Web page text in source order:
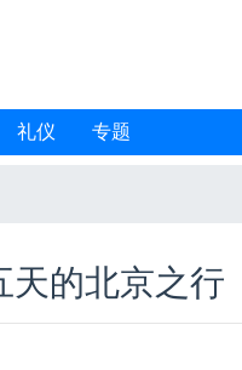
礼仪 专题
天的北京之行